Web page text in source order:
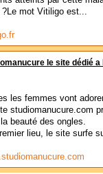
mot Vitiligo est...
le site dédié
les femmes vont
studiomanucure.com
beauté des ongles.
lieu, le site surfe